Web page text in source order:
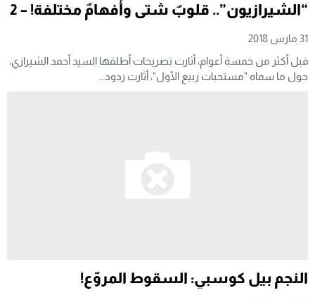
“الشيرازيون”.. قلوبٌ شتى وأفهامٌ مختلفة! – 2
31 مارس 2018
قبل أكثر من خمسة أعوام، أثارت تصريحات أطلقها السيد أحمد الشيرازي،
حول ما سماه "مستحبات ربيع الأول"، أثارت ردود...
النجم بيل كوسبي: السقوط المروّع!